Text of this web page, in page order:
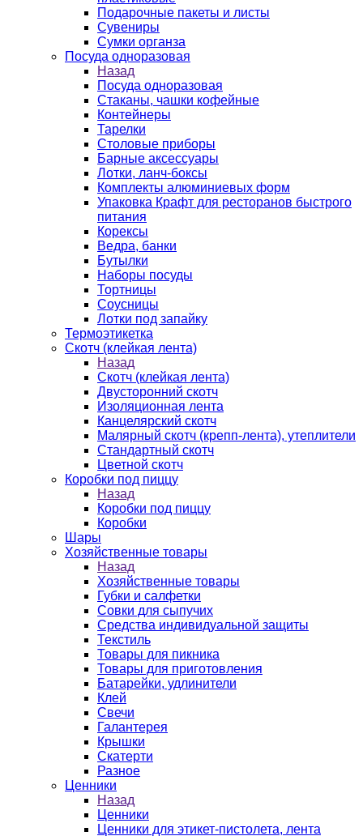
Подарочные пакеты и листы
Сувениры
Сумки органза
Посуда одноразовая
Назад
Посуда одноразовая
Стаканы, чашки кофейные
Контейнеры
Тарелки
Столовые приборы
Барные аксессуары
Лотки, ланч-боксы
Комплекты алюминиевых форм
Упаковка Крафт для ресторанов быстрого
питания
Корексы
Ведра, банки
Бутылки
Наборы посуды
Тортницы
Соусницы
Лотки под запайку
Термоэтикетка
Скотч (клейкая лента)
Назад
Скотч (клейкая лента)
Двусторонний скотч
Изоляционная лента
Канцелярский скотч
Малярный скотч (крепп-лента), утеплители
Стандартный скотч
Цветной скотч
Коробки под пиццу
Назад
Коробки под пиццу
Коробки
Шары
Хозяйственные товары
Назад
Хозяйственные товары
Губки и салфетки
Совки для сыпучих
Средства индивидуальной защиты
Текстиль
Товары для пикника
Товары для приготовления
Батарейки, удлинители
Клей
Свечи
Галантерея
Крышки
Скатерти
Разное
Ценники
Назад
Ценники
Ценники для этикет-пистолета, лента